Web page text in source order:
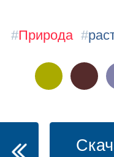
#Природа #